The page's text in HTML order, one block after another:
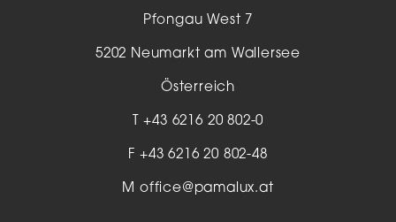
Pfongau West 7
5202 Neumarkt am Wallersee
Österreich
T+43 6216 20 802-0
F +43 6216 20 802-48
M office@pamalux.at